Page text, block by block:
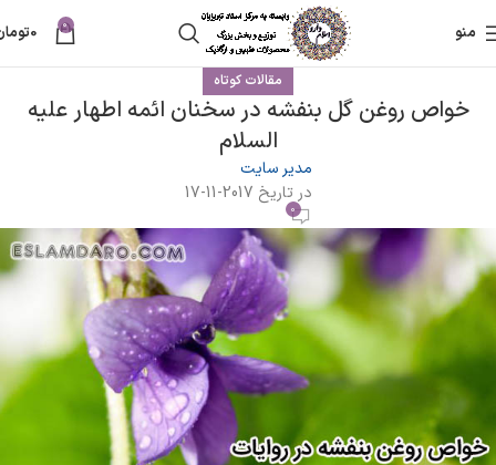
منو 0
0
مقالات کوتاه
خواص روغن گل بنفشه در سخنان ائمه اطهار علیه
السلام
مدیر سایت
در تاریخ 2017-11-17
0